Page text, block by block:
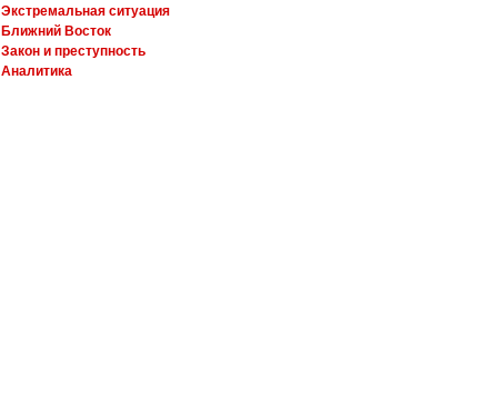
Экстремальная ситуация
Ближний Восток
Закон и преступность
Аналитика